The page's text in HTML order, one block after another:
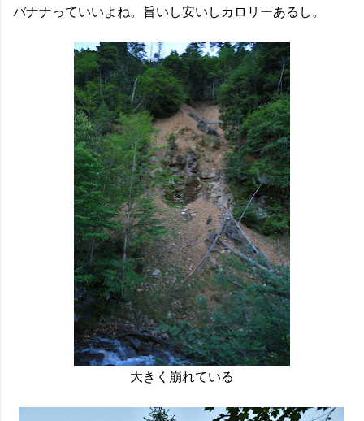
バナナっていいよね。旨いし安いしカロリーあるし。
大きく崩れている